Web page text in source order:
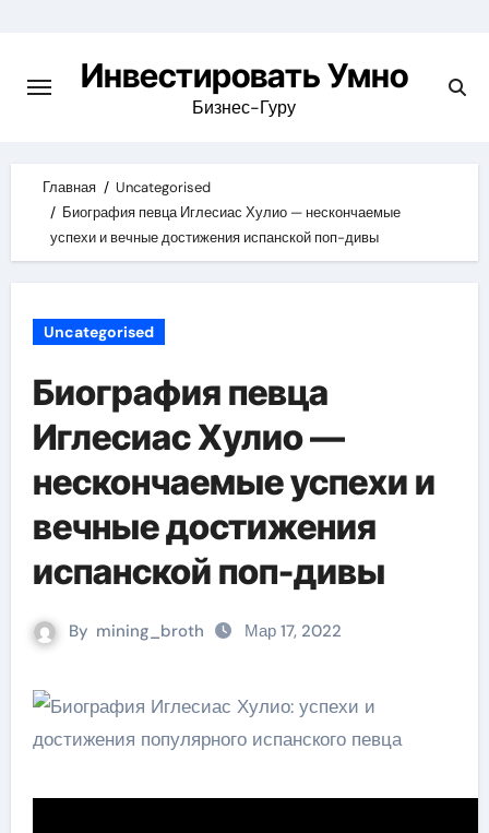
content
Инвестировать Умно
Бизнес-Гуру
Главная
Uncategorised
Биография певца Иглесиас Хулио — нескончаемые
успехи и вечные достижения испанской поп-дивы
Uncategorised
Биография певца
Иглесиас Хулио —
нескончаемые успехи и
вечные достижения
испанской поп-дивы
By mining_broth Мар 17, 2022